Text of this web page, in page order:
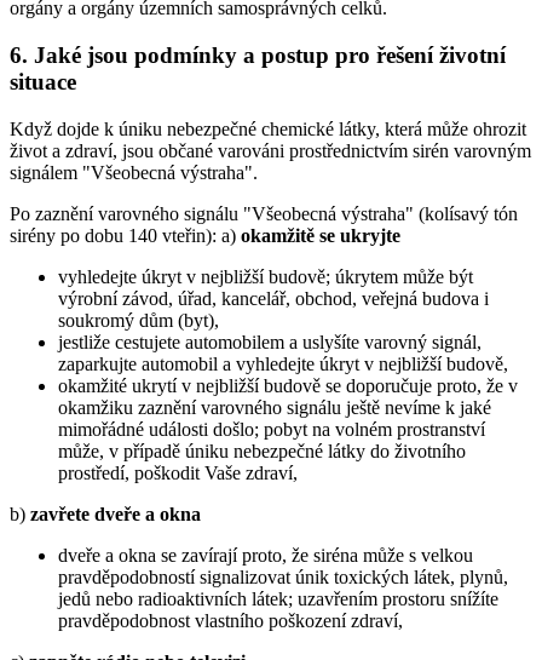
orgány a orgány územních samosprávných celků.
6. Jaké jsou podmínky a postup pro řešení životní
situace
Když dojde k úniku nebezpečné chemické látky, která může ohrozit
život a zdraví, jsou občané varováni prostřednictvím sirén varovným
signálem "Všeobecná výstraha".
Po zaznění varovného signálu "Všeobecná výstraha" (kolísavý tón
sirény po dobu 140 vteřin): a) okamžitě se ukryjte
vyhledejte úkryt v nejbližší budově; úkrytem může být
výrobní závod, úřad, kancelář, obchod, veřejná budova i
soukromý dům (byt),
jestliže cestujete automobilem a uslyšíte varovný signál,
zaparkujte automobil a vyhledejte úkryt v nejbližší budově,
okamžité ukrytí v nejbližší budově se doporučuje proto, že v
okamžiku zaznění varovného signálu ještě nevíme k jaké
mimořádné události došlo; pobyt na volném prostranství
může, v případě úniku nebezpečné látky do životního
prostředí, poškodit Vaše zdraví,
b) zavřete dveře a okna
dveře a okna se zavírají proto, že siréna může s velkou
pravděpodobností signalizovat únik toxických látek, plynů,
jedů nebo radioaktivních látek; uzavřením prostoru snížíte
pravděpodobnost vlastního poškození zdraví,